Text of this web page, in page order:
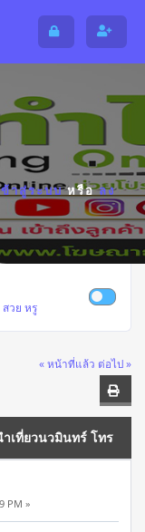
ข้าสู่ระบบหรือลง
วย หรู
« หน้าที่แล้ว ต่อไป »
เที่ยวนวมินทร์ โทร
ง)
PM »